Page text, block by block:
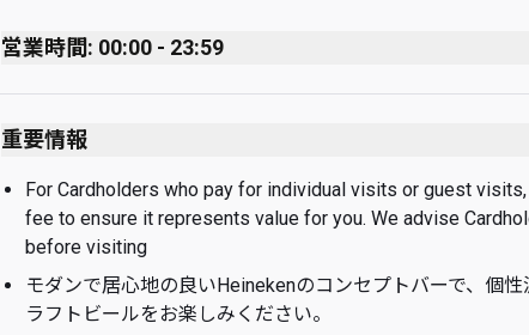
営業時間: 00:00 - 23:59
Monday
Tuesday
Wednesday
Thursday
Saturday
重要情報
For Cardholders who pay for individual visits or guest
fee to ensure it represents value for you. We advise
before visiting
モダンで居心地の良いHeinekenのコンセプトバーで、個
ラフトビールをお楽しみください。